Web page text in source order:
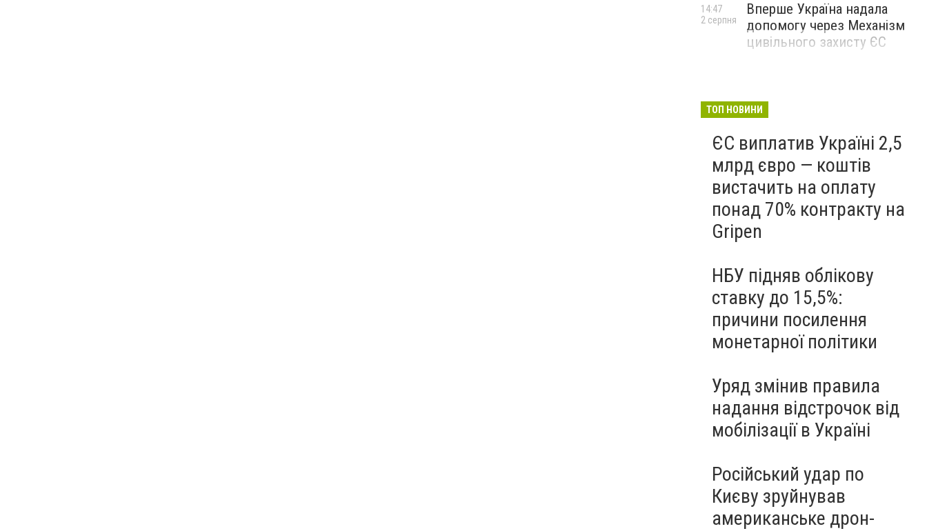
Вперше Україна надала
допомогу через Механізм
цивільного захисту ЄС
14:47
2 серпня
ТОП НОВИНИ
ЄС виплатив Україні 2,5
млрд євро — коштів
вистачить на оплату
понад 70% контракту на
Gripen
НБУ підняв облікову
ставку до 15,5%:
причини посилення
монетарної політики
Уряд змінив правила
надання відстрочок від
мобілізації в Україні
Російський удар по
Києву зруйнував
американське дрон-